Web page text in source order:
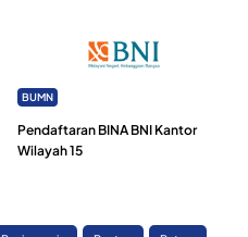
BUMN
Pendaftaran BINA BNI Kantor
Wilayah 15